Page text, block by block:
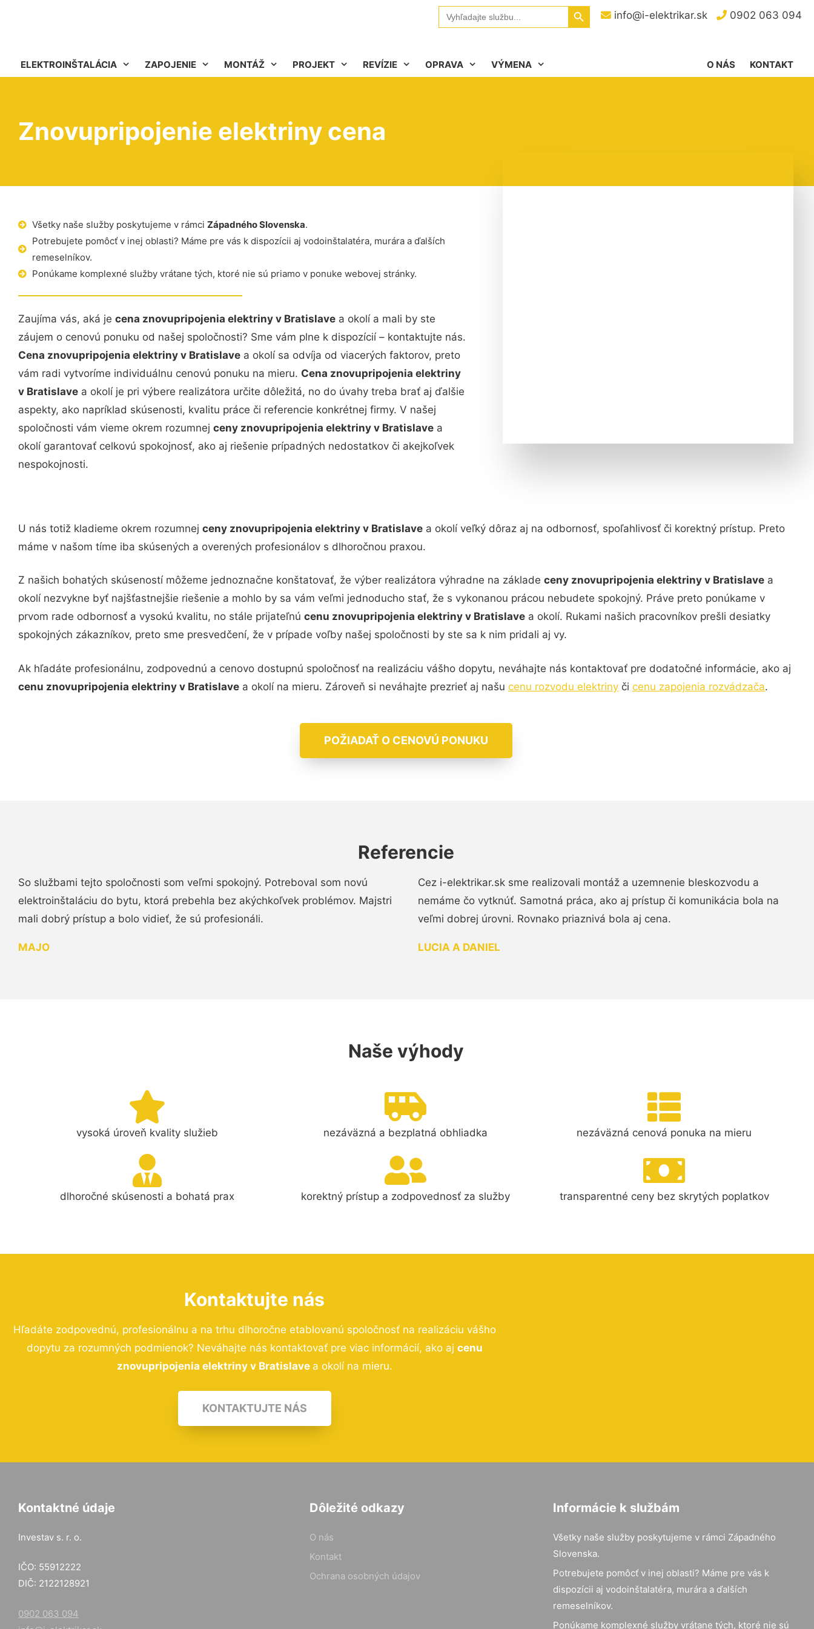
info@i-elektrikar.sk 0902 063 094
Search
for:
Search Button
ELEKTROINŠTALÁCIA ZAPOJENIE MONTÁŽ PROJEKT REVÍZIE OPRAVA VÝMENA KONTAKT
O NÁS
Znovupripojenie elektriny cena
Všetky naše služby poskytujeme v rámci Západného Slovenska.
Potrebujete pomôcť v inej oblasti? Máme pre vás k dispozícii aj vodoinštalatéra, murára a ďalších
remeselníkov.
Ponúkame komplexné služby vrátane tých, ktoré nie sú priamo v ponuke webovej stránky.
Zaujíma vás, aká je cena znovupripojenia elektriny v Bratislave a okolí a mali by ste
záujem o cenovú ponuku od našej spoločnosti? Sme vám plne k dispozícií – kontaktujte nás.
Cena znovupripojenia elektriny v Bratislave a okolí sa odvíja od viacerých faktorov, preto
vám radi vytvoríme individuálnu cenovú ponuku na mieru. Cena znovupripojenia elektriny
v Bratislave a okolí je pri výbere realizátora určite dôležitá, no do úvahy treba brať aj ďalšie
aspekty, ako napríklad skúsenosti, kvalitu práce či referencie konkrétnej firmy. V našej
spoločnosti vám vieme okrem rozumnej ceny znovupripojenia elektriny v Bratislave a
okolí garantovať celkovú spokojnosť, ako aj riešenie prípadných nedostatkov či akejkoľvek
nespokojnosti.
U nás totiž kladieme okrem rozumnej ceny znovupripojenia elektriny v Bratislave a okolí veľký dôraz aj na odbornosť, spoľahlivosť či korektný prístup. Preto
máme v našom tíme iba skúsených a overených profesionálov s dlhoročnou praxou.
Z našich bohatých skúseností môžeme jednoznačne konštatovať, že výber realizátora výhradne na základe ceny znovupripojenia elektriny v Bratislave a
okolí nezvykne byť najšťastnejšie riešenie a mohlo by sa vám veľmi jednoducho stať, že s vykonanou prácou nebudete spokojný. Práve preto ponúkame v
prvom rade odbornosť a vysokú kvalitu, no stále prijateľnú cenu znovupripojenia elektriny v Bratislave a okolí. Rukami našich pracovníkov prešli desiatky
spokojných zákazníkov, preto sme presvedčení, že v prípade voľby našej spoločnosti by ste sa k nim pridali aj vy.
Ak hľadáte profesionálnu, zodpovednú a cenovo dostupnú spoločnosť na realizáciu vášho dopytu, neváhajte nás kontaktovať pre dodatočné informácie, ako aj
cenu znovupripojenia elektriny v Bratislave a okolí na mieru. Zároveň si neváhajte prezrieť aj našu cenu rozvodu elektriny či cenu zapojenia rozvádzača.
POŽIADAŤ O CENOVÚ PONUKU
Referencie
So službami tejto spoločnosti som veľmi spokojný. Potreboval som novú
elektroinštaláciu do bytu, ktorá prebehla bez akýchkoľvek problémov. Majstri
mali dobrý prístup a bolo vidieť, že sú profesionáli.
MAJO
Cez i-elektrikar.sk sme realizovali montáž a uzemnenie bleskozvodu a
nemáme čo vytknúť. Samotná práca, ako aj prístup či komunikácia bola na
veľmi dobrej úrovni. Rovnako priaznivá bola aj cena.
LUCIA A DANIEL
Naše výhody
vysoká úroveň kvality služieb nezáväzná a bezplatná obhliadka nezáväzná cenová ponuka na mieru
dlhoročné skúsenosti a bohatá prax korektný prístup a zodpovednosť za služby transparentné ceny bez skrytých poplatkov
Kontaktujte nás
Hľadáte zodpovednú, profesionálnu a na trhu dlhoročne etablovanú spoločnosť na realizáciu vášho
dopytu za rozumných podmienok? Neváhajte nás kontaktovať pre viac informácií, ako aj cenu
znovupripojenia elektriny v Bratislave a okolí na mieru.
KONTAKTUJTE NÁS
Kontaktné údaje
Investav s. r. o.
IČO: 55912222
DIČ: 2122128921
0902 063 094
Dôležité odkazy
O nás
Kontakt
Ochrana osobných údajov
Informácie k službám
Všetky naše služby poskytujeme v rámci Západného
Slovenska.
Potrebujete pomôcť v inej oblasti? Máme pre vás k
dispozícii aj vodoinštalatéra, murára a ďalších
remeselníkov.
Ponúkame komplexné služby vrátane tých, ktoré nie sú